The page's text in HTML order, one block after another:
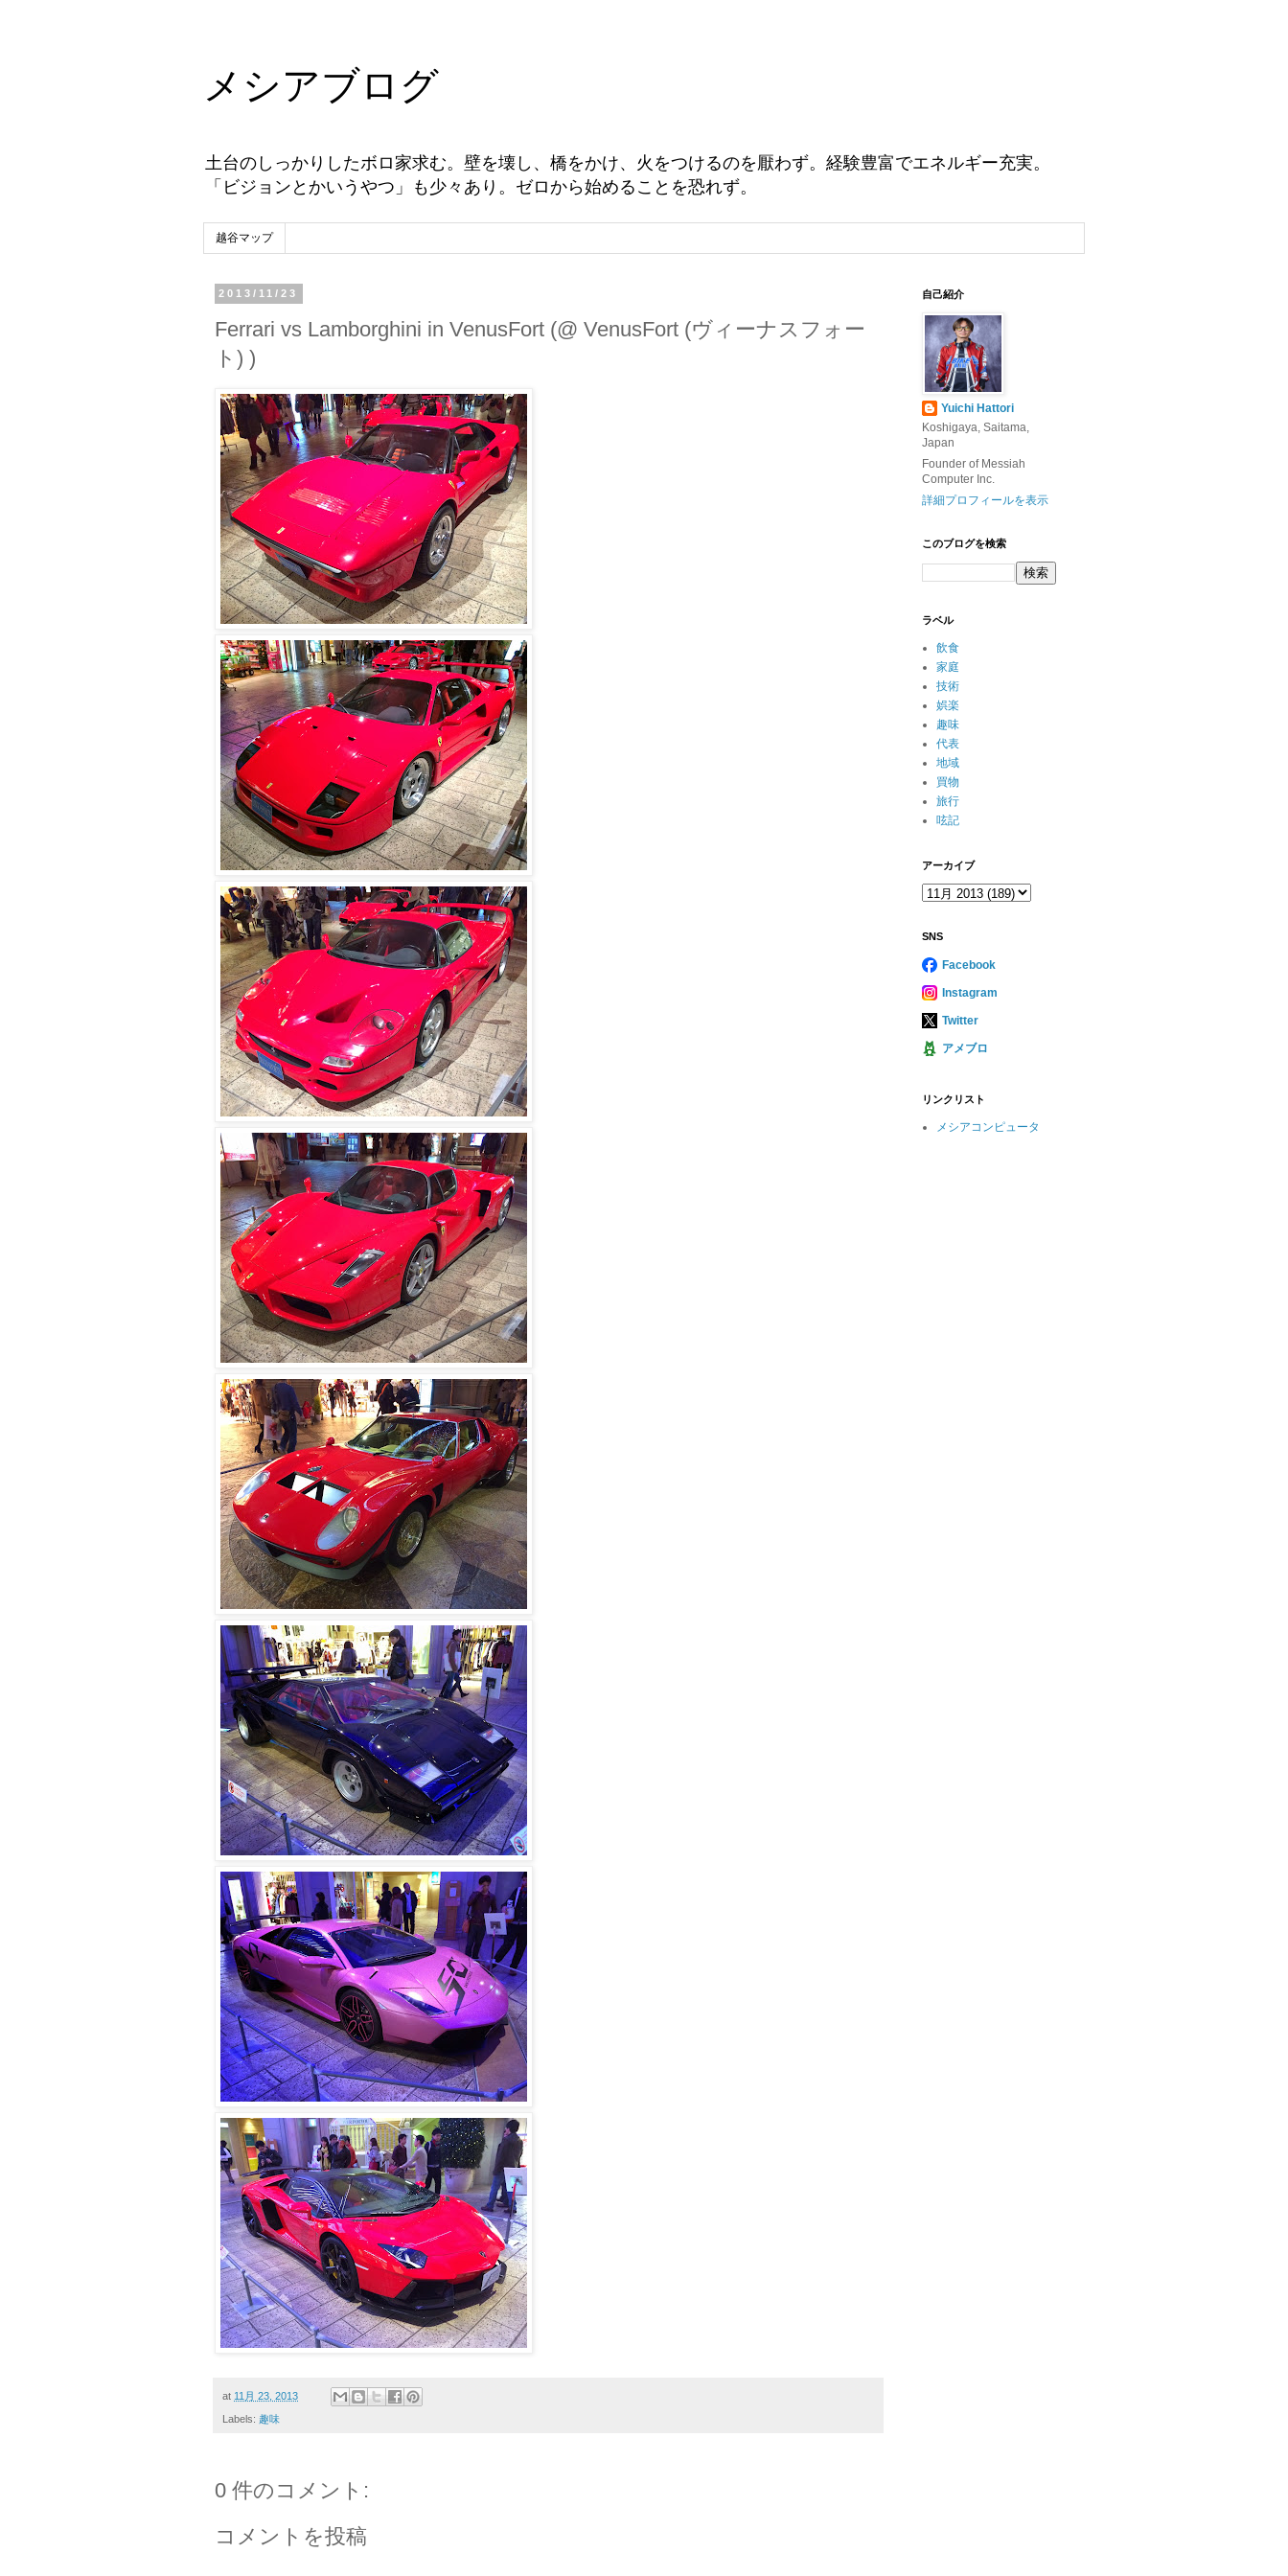
メシアブログ
土台のしっかりしたボロ家求む。壁を壊し、橋をかけ、火をつけるのを厭わず。経験豊富でエネルギー充実。
「ビジョンとかいうやつ」も少々あり。ゼロから始めることを恐れず。
越谷マップ
2013/11/23
Ferrari vs Lamborghini in VenusFort (@ VenusFort (ヴィーナスフォー
ト) )
at 11月 23, 2013
Labels: 趣味
0 件のコメント:
コメントを投稿
自己紹介
Yuichi Hattori
Koshigaya, Saitama,
Japan
Founder of Messiah
Computer Inc.
詳細プロフィールを表示
このブログを検索
ラベル
飲食
家庭
技術
娯楽
趣味
代表
地域
買物
旅行
呟記
アーカイブ
SNS
Facebook
Instagram
Twitter
アメブロ
リンクリスト
メシアコンピュータ